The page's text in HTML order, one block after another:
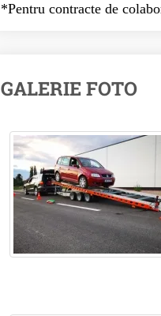
*Pentru contracte de
GALERIE FOTO